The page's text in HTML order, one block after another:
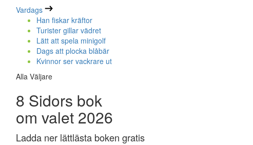
Vardags
Han fiskar kräftor
Turister gillar vädret
Lätt att spela minigolf
Dags att plocka blåbär
Kvinnor ser vackrare ut
Alla Väljare
8 Sidors bok
om valet 2026
Ladda ner lättlästa boken gratis